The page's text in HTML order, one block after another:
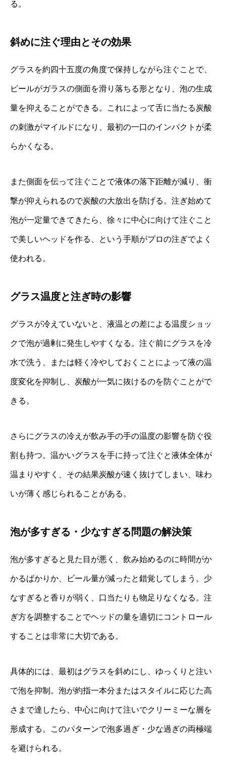
る。
斜めに注ぐ理由とその効果
グラスを約四十五度の角度で保持しながら注ぐことで、
ビールがガラスの側面を滑り落ちる形となり、泡の生成
量を抑えることができる。これによって舌に当たる炭酸
の刺激がマイルドになり、最初の一口のインパクトが柔
らかくなる。
また側面を伝って注ぐことで液体の落下距離が減り、衝
撃が抑えられるので炭酸の大放出を防げる。注ぎ始めて
泡が一定量できてきたら、徐々に中心に向けて注ぐこと
で美しいヘッドを作る、という手順がプロの注ぎでよく
使われる。
グラス温度と注ぎ時の影響
グラスが冷えていないと、液温との差による温度ショッ
クで泡が過剰に発生しやすくなる。注ぐ前にグラスを冷
水で洗う、または軽く冷やしておくことによって液の温
度変化を抑制し、炭酸が一気に抜けるのを防ぐことがで
きる。
さらにグラスの冷えが飲み手の手の温度の影響を防ぐ役
割も持つ。温かいグラスを手に持って注ぐと液体全体が
温まりやすく、その結果炭酸が速く抜けてしまい、味わ
いが薄く感じられることがある。
泡が多すぎる・少なすぎる問題の解決策
泡が多すぎると見た目が悪く、飲み始めるのに時間がか
かるばかりか、ビール量が減ったと錯覚してしまう。少
なすぎると香りが弱く、口当たりも物足りなくなる。注
ぎ方を調整することでヘッドの量を適切にコントロール
することは非常に大切である。
具体的には、最初はグラスを斜めにし、ゆっくりと注い
で泡を抑制。泡が約指一本分またはスタイルに応じた高
さまで達したら、中心に向けて注いでクリーミーな層を
形成する。このパターンで泡多過ぎ・少な過ぎの両極端
を避けられる。